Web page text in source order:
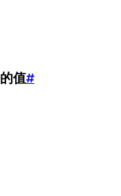
的值#